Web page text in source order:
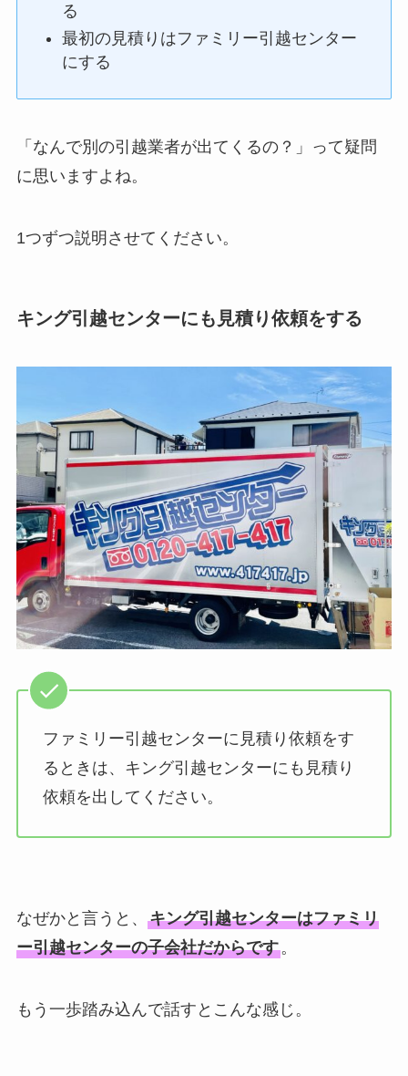
る
最初の見積りはファミリー引越センター
にする
「なんで別の引越業者が出てくるの？」って疑問
に思いますよね。
1つずつ説明させてください。
キング引越センターにも見積り依頼をする
ファミリー引越センターに見積り依頼をす
るときは、キング引越センターにも見積り
依頼を出してください。
なぜかと言うと、 キング引越センターはファミリ
ー引越センターの子会社だからです。
もう一歩踏み込んで話すとこんな感じ。